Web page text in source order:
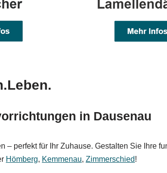
in Dausenau
perfekt für Ihr Zuhause. Gestalten Sie Ihre
Hömberg, Kemmenau, Zimmerschied!